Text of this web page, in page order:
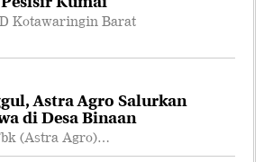
Kotawaringin Barat
Astra Agro Salurkan
di Desa Binaan
(Astra Agro)…